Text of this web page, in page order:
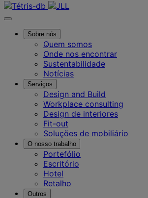
Sobre nós
Quem somos
Onde nos encontrar
Sustentabilidade
Notícias
Serviços
Design and Build
Workplace consulting
Design de interiores
Fit-out
Soluções de mobiliário
O nosso trabalho
Portefólio
Escritório
Hotel
Retalho
Outros